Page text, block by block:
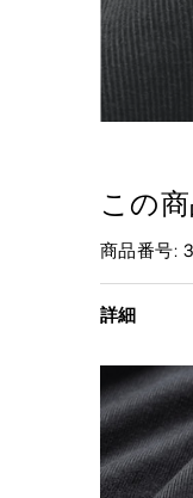
この
商品番号:
詳細